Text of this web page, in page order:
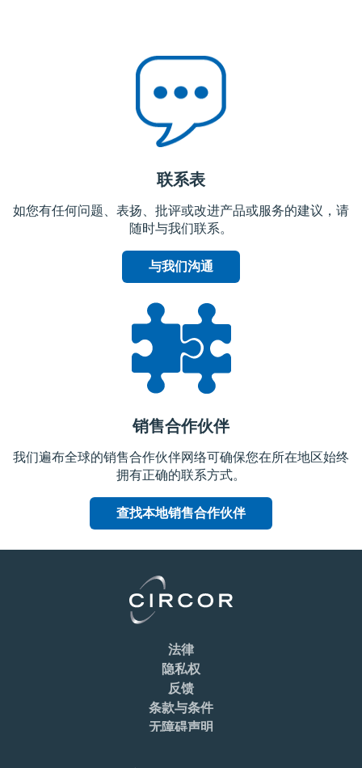
联系表
如您有任何问题、表扬、批评或改进产品或服务的建议，请
随时与我们联系。
与我们沟通
销售合作伙伴
我们遍布全球的销售合作伙伴网络可确保您在所在地区始终
拥有正确的联系方式。
查找本地销售合作伙伴
法律
隐私权
反馈
条款与条件
无障碍声明